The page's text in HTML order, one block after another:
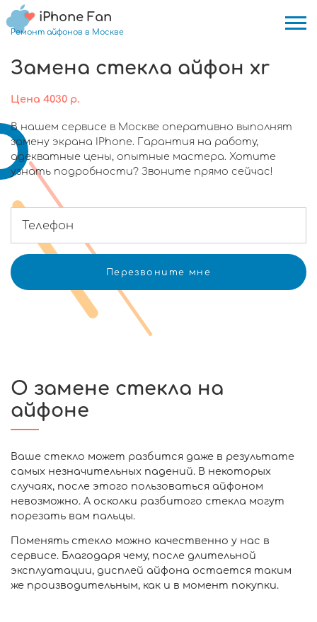
iPhone Fan
Ремонт айфонов в Москве
Замена стекла айфон xr
Цена 4030 р.
В нашем сервисе в Москве оперативно выполнят
замену экрана IPhone. Гарантия на работу,
адекватные цены, опытные мастера. Хотите
узнать подробности? Звоните прямо сейчас!
О замене стекла на
айфоне
Ваше стекло может разбится даже в результате
самых незначительных падений. В некоторых
случаях, после этого пользоваться айфоном
невозможно. А осколки разбитого стекла могут
порезать вам пальцы.
Поменять стекло можно качественно у нас в
сервисе. Благодаря чему, после длительной
эксплуатации, дисплей айфона остается таким
же производительным, как и в момент покупки.